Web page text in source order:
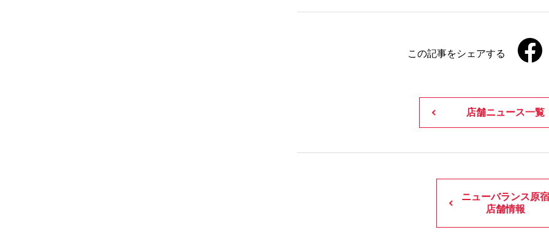
この記事をシェアする
店舗ニュース一覧
ニューバランス原宿
店舗情報